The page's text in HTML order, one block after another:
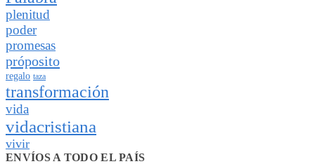
plenitud
poder
promesas
próposito
regalo taza
transformación
vida
vidacristiana
vivir
ENVÍOS A TODO EL PAÍS